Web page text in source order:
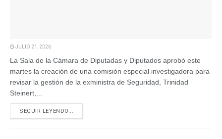
JULIO 21, 2026
La Sala de la Cámara de Diputadas y Diputados aprobó este
martes la creación de una comisión especial investigadora para
revisar la gestión de la exministra de Seguridad, Trinidad
Steinert,...
SEGUIR LEYENDO...